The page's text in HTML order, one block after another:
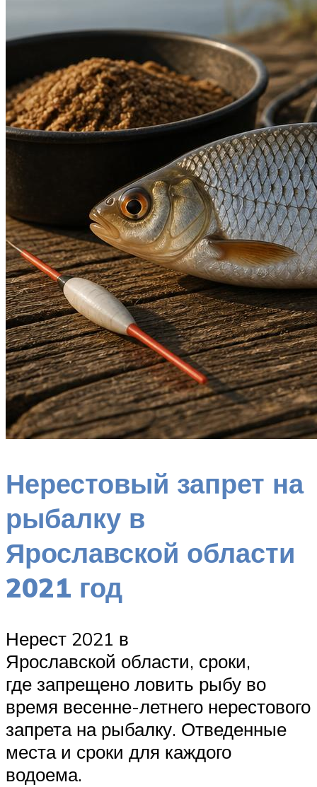
Нерестовый запрет на
рыбалку в
Ярославской области
2021 год
Нерест 2021 в
Ярославской области, сроки,
где запрещено ловить рыбу во
время весенне-летнего нерестового
запрета на рыбалку. Отведенные
места и сроки для каждого
водоема.